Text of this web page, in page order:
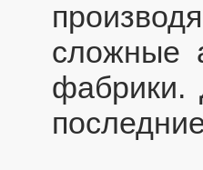
сложные
фабрики.